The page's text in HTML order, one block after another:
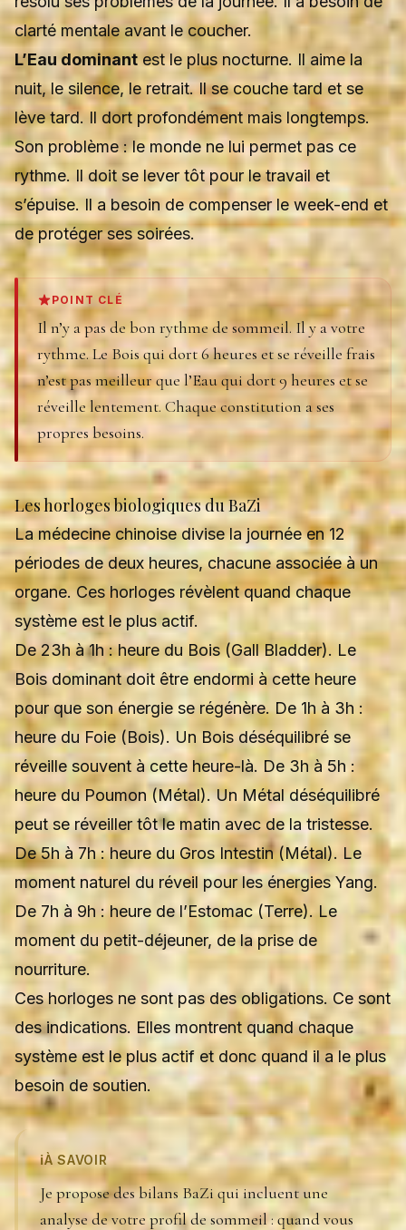
clarté mentale avant le coucher.
L’Eau dominant est le plus nocturne. Il aime la
nuit, le silence, le retrait. Il se couche tard et se
lève tard. Il dort profondément mais longtemps.
Son problème : le monde ne lui permet pas ce
rythme. Il doit se lever tôt pour le travail et
s’épuise. Il a besoin de compenser le week-end et
de protéger ses soirées.
POINT CLÉ
Il n’y a pas de bon rythme de sommeil. Il y a votre
rythme. Le Bois qui dort 6 heures et se réveille frais
n’est pas meilleur que l’Eau qui dort 9 heures et se
réveille lentement. Chaque constitution a ses
propres besoins.
Les horloges biologiques du BaZi
La médecine chinoise divise la journée en 12
périodes de deux heures, chacune associée à un
organe. Ces horloges révèlent quand chaque
système est le plus actif.
De 23h à 1h : heure du Bois (Gall Bladder). Le
Bois dominant doit être endormi à cette heure
pour que son énergie se régénère. De 1h à 3h :
heure du Foie (Bois). Un Bois déséquilibré se
réveille souvent à cette heure-là. De 3h à 5h :
heure du Poumon (Métal). Un Métal déséquilibré
peut se réveiller tôt le matin avec de la tristesse.
De 5h à 7h : heure du Gros Intestin (Métal). Le
moment naturel du réveil pour les énergies Yang.
De 7h à 9h : heure de l’Estomac (Terre). Le
moment du petit-déjeuner, de la prise de
nourriture.
Ces horloges ne sont pas des obligations. Ce sont
des indications. Elles montrent quand chaque
système est le plus actif et donc quand il a le plus
besoin de soutien.
ℹ️À SAVOIR
Je propose des bilans BaZi qui incluent une
analyse de votre profil de sommeil : quand vous